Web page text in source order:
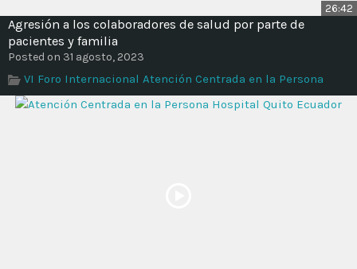
26:42
Agresión a los colaboradores de salud por parte de
pacientes y familia
Posted on 31 agosto, 2023
VI Foro Internacional Atención Centrada en la Persona